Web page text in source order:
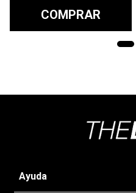
COMPRAR
Ayuda